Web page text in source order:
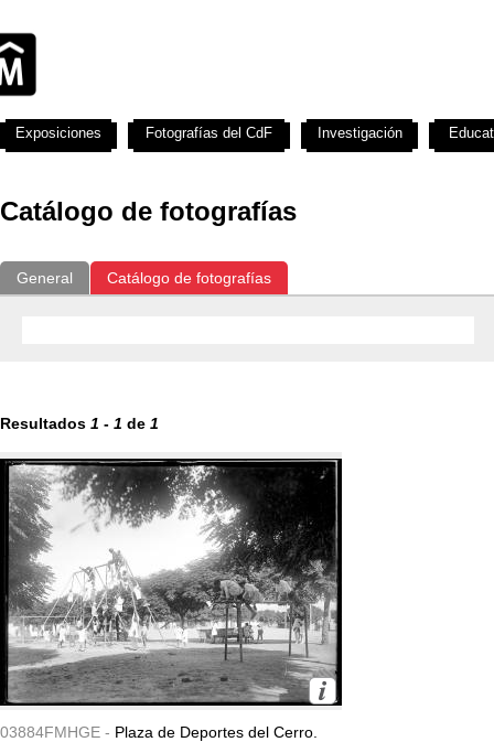
Catálogo de fotografías
General Catálogo de fotografías
Resultados 1 - 1 de 1
03884FMHGE - Plaza de Deportes del Cerro.
Exposiciones Fotografías del CdF Investigación